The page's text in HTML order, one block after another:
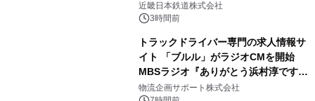
近畿日本鉄道株式会社
3時間前
トラックドライバー専門の求人情報サ
イト 「ブルル」がラジオCMを開始
MBSラジオ『ありがとう浜村淳です』
にて8月1日(土)より
物流企画サポート株式会社